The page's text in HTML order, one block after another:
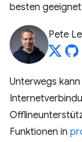
besten
Pete
Unterwegs
Funktionen in